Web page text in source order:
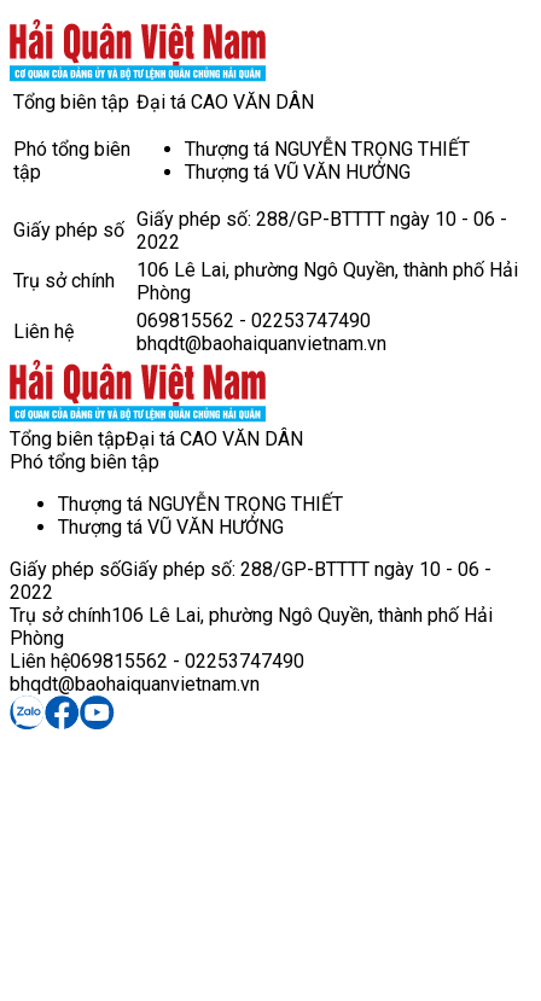
Tổng biên tập Đại tá CAO VĂN DÂN
Phó tổng biên
tập
Thượng tá NGUYỄN TRỌNG THIẾT
Thượng tá VŨ VĂN HƯỞNG
Giấy phép số Giấy phép số: 288/GP-BTTTT ngày 10 - 06 -
2022
Trụ sở chính
106 Lê Lai, phường Ngô Quyền, thành phố Hải
Phòng
Liên hệ
069815562 - 02253747490
bhqdt@baohaiquanvietnam.vn
Tổng biên tậpĐại tá CAO VĂN DÂN
Phó tổng biên tập
Thượng tá NGUYỄN TRỌNG THIẾT
Thượng tá VŨ VĂN HƯỞNG
Giấy phép sốGiấy phép số: 288/GP-BTTTT ngày 10 - 06 -
2022
Trụ sở chính106 Lê Lai, phường Ngô Quyền, thành phố Hải
Phòng
Liên hệ069815562 - 02253747490
bhqdt@baohaiquanvietnam.vn